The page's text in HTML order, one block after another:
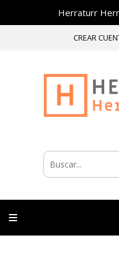
Herraturr
CREAR